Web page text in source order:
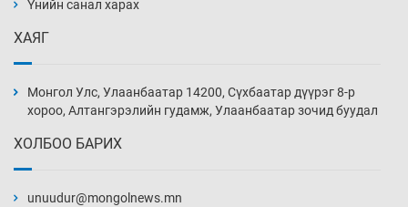
18 цаг 53 мин
19 цаг 23 мин
хэмжээг шинэчлэн тогтоох нь
Үнийн санал харах
ХАЯГ
Монгол Улс, Улаанбаатар 14200, Сүхбаатар дүүрэг 8-р
хороо, Алтангэрэлийн гудамж, Улаанбаатар зочид буудал
ХОЛБОО БАРИХ
unuudur@mongolnews.mn